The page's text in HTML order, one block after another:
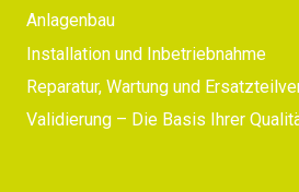
Anlagenbau
Installation und Inbetriebnahme
Reparatur, Wartung und
Validierung – Die Basis Ihrer